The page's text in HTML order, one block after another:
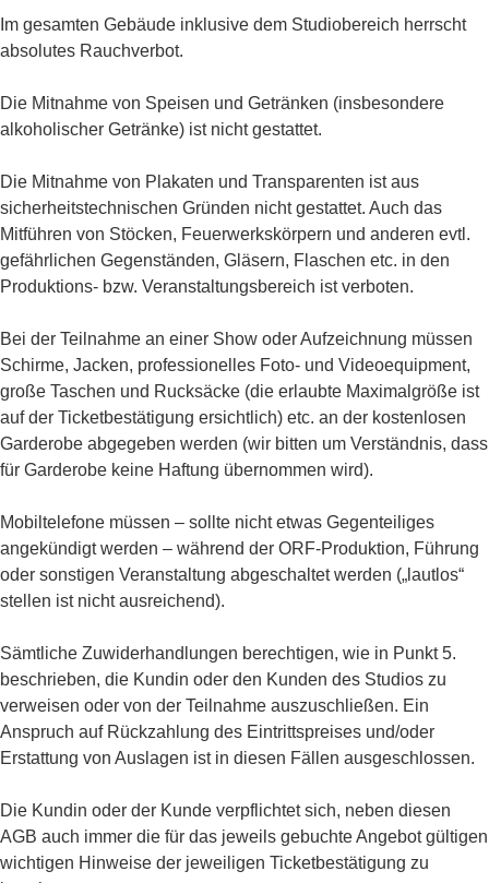
Im gesamten Gebäude inklusive dem Studiobereich herrscht
absolutes Rauchverbot.
Die Mitnahme von Speisen und Getränken (insbesondere
alkoholischer Getränke) ist nicht gestattet.
Die Mitnahme von Plakaten und Transparenten ist aus
sicherheitstechnischen Gründen nicht gestattet. Auch das
Mitführen von Stöcken, Feuerwerkskörpern und anderen evtl.
gefährlichen Gegenständen, Gläsern, Flaschen etc. in den
Produktions- bzw. Veranstaltungsbereich ist verboten.
Bei der Teilnahme an einer Show oder Aufzeichnung müssen
Schirme, Jacken, professionelles Foto- und Videoequipment,
große Taschen und Rucksäcke (die erlaubte Maximalgröße ist
auf der Ticketbestätigung ersichtlich) etc. an der kostenlosen
Garderobe abgegeben werden (wir bitten um Verständnis, dass
für Garderobe keine Haftung übernommen wird).
Mobiltelefone müssen – sollte nicht etwas Gegenteiliges
angekündigt werden – während der ORF-Produktion, Führung
oder sonstigen Veranstaltung abgeschaltet werden („lautlos“
stellen ist nicht ausreichend).
Sämtliche Zuwiderhandlungen berechtigen, wie in Punkt 5.
beschrieben, die Kundin oder den Kunden des Studios zu
verweisen oder von der Teilnahme auszuschließen. Ein
Anspruch auf Rückzahlung des Eintrittspreises und/oder
Erstattung von Auslagen ist in diesen Fällen ausgeschlossen.
Die Kundin oder der Kunde verpflichtet sich, neben diesen
AGB auch immer die für das jeweils gebuchte Angebot gültigen
wichtigen Hinweise der jeweiligen Ticketbestätigung zu